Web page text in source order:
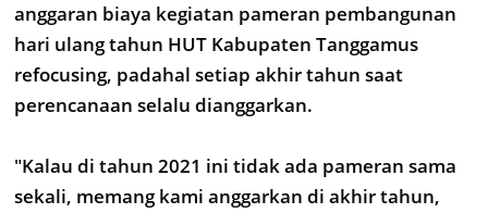
anggaran biaya kegiatan pameran pembangunan
hari ulang tahun HUT Kabupaten Tanggamus
refocusing, padahal setiap akhir tahun saat
perencanaan selalu dianggarkan.
"Kalau di tahun 2021 ini tidak ada pameran sama
sekali, memang kami anggarkan di akhir tahun,